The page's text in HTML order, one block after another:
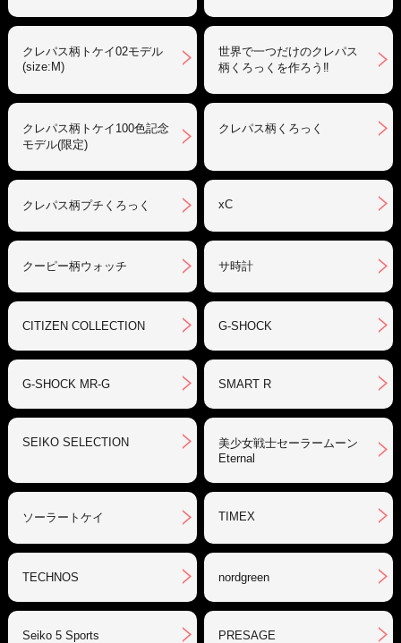
クレパス柄トケイ02モデル
(size:M)
世界で一つだけのクレパス
柄くろっくを作ろう‼︎
クレパス柄トケイ100色記念
モデル(限定)
クレパス柄くろっく
クレパス柄プチくろっく xC
クーピー柄ウォッチ サ時計
CITIZEN COLLECTION G-SHOCK
G-SHOCK MR-G SMART R
SEIKO SELECTION
美少女戦士セーラームーン
Eternal
ソーラートケイ TIMEX
TECHNOS nordgreen
Seiko 5 Sports PRESAGE